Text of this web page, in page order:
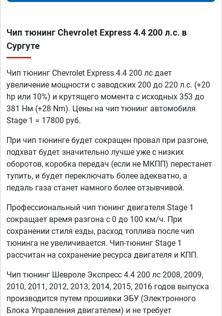
Чип тюнинг Chevrolet Express 4.4 200 л.с. в
Сургуте
Чип тюнинг Chevrolet Express 4.4 200 лс дает
увеличение мощности с заводских 200 до 220 л.с. (+20
hp или 10%) и крутящего момента с исходных 353 до
381 Нм (+28 Nm). Цены на чип тюнинг автомобиля
Stage 1 = 17800 руб.
При чип тюнинге будет сокращен провал при разгоне,
подхват будет значительно лучше уже с низких
оборотов, коробка передач (если не МКПП) перестанет
тупить, и будет переключать более адекватно, а
педаль газа станет намного более отзывчивой.
Профессиональный чип тюнинг двигателя Stage 1
сокращает время разгона с 0 до 100 км/ч. При
сохранении стиля езды, расход топлива после чип
тюнинга не увеличивается. Чип-тюнинг Stage 1
рассчитан на сохранение ресурса двигателя и КПП.
Чип тюнинг Шевроле Экспресс 4.4 200 лс 2008, 2009,
2010, 2011, 2012, 2013, 2014, 2015, 2016 годов выпуска
производится путем прошивки ЭБУ (Электронного
Блока Управления двигателем) и не требует